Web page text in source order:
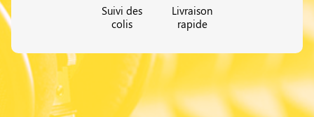
Suivi des
colis
Livraison
rapide